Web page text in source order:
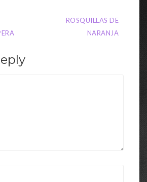
ROSQUILLAS DE
NARANJA